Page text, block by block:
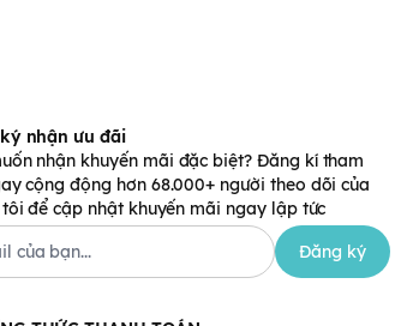
nhận ưu đãi
nhận khuyến mãi đặc biệt? Đăng kí tham
cộng động hơn 68.000+ người theo dõi của
để cập nhật khuyến mãi ngay lập tức
Đăng ký